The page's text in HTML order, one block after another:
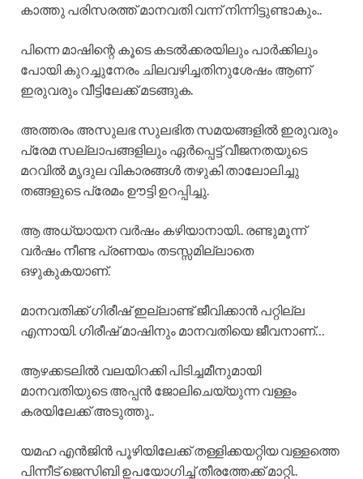
കാത്തു പരിസരത്ത് മാനവതി വന്ന് നിന്നിട്ടുണ്ടാകും..
പിന്നെ മാഷിന്റെ കൂടെ കടൽക്കരയിലും പാർക്കിലും
പോയി കുറച്ചുനേരം ചിലവഴിച്ചതിനുശേഷം ആണ്
ഇരുവരും വീട്ടിലേക്ക് മടങ്ങുക.
അത്തരം അസുലഭ സുലഭിത സമയങ്ങളിൽ ഇരുവരും
പ്രേമ സല്ലാപങ്ങളിലും ഏർപ്പെട്ട് വീജനതയുടെ
മറവിൽ മൃദുല വികാരങ്ങൾ തഴുകി താലോലിച്ചു
തങ്ങളുടെ പ്രേമം ഊട്ടി ഉറപ്പിച്ചു.
ആ അധ്യായന വർഷം കഴിയാനായി.. രണ്ടുമൂന്ന്
വർഷം നീണ്ട പ്രണയം തടസ്സമില്ലാതെ
ഒഴുകുകയാണ്.
മാനവതിക്ക് ഗിരീഷ് ഇല്ലാണ്ട് ജീവിക്കാൻ പറ്റില്ല
എന്നായി. ഗിരീഷ് മാഷിനും മാനവതിയെ ജീവനാണ്…
ആഴക്കടലിൽ വലയിറക്കി പിടിച്ചമീനുമായി
മാനവതിയുടെ അപ്പൻ ജോലിചെയ്യുന്ന വള്ളം
കരയിലേക്ക് അടുത്തു..
യമഹ എൻജിൻ പൂഴിയിലേക്ക് തള്ളിക്കയറ്റിയ വള്ളത്തെ
പിന്നീട് ജെസിബി ഉപയോഗിച്ച് തീരത്തേക്ക് മാറ്റി..